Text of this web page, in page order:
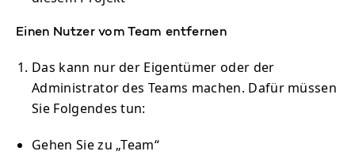
Einen Nutzer vom Team entfernen
Das kann nur der Eigentümer oder der
Administrator des Teams machen. Dafür müssen
Sie Folgendes tun:
Gehen Sie zu „Team“